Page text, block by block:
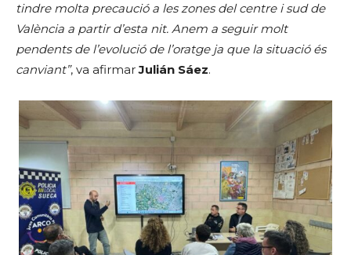
tindre molta precaució a les zones del centre i sud de
València a partir d’esta nit. Anem a seguir molt
pendents de l’evolució de l’oratge ja que la situació és
canviant”, va afirmarJulián Sáez.